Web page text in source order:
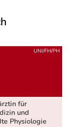
für
und
Physiologie
UNI/FH/PH